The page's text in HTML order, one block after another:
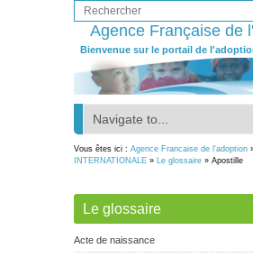
Agence Française de
Bienvenue sur le portail de
Vous êtes ici : Agence Francaise de l'adoption
INTERNATIONALE» Le glossaire» Apostille
Le glossaire
Acte de naissance